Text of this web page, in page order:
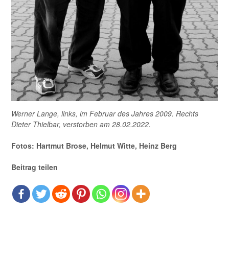
Werner Lange, links, im Februar des Jahres 2009. Rechts
Dieter Thielbar, verstorben am 28.02.2022.
Fotos: Hartmut Brose, Helmut Witte, Heinz Berg
Beitrag teilen